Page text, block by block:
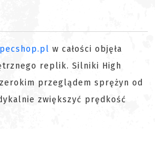
w całości objęła
replik. Silniki High
przeglądem sprężyn od
zwiększyć prędkość